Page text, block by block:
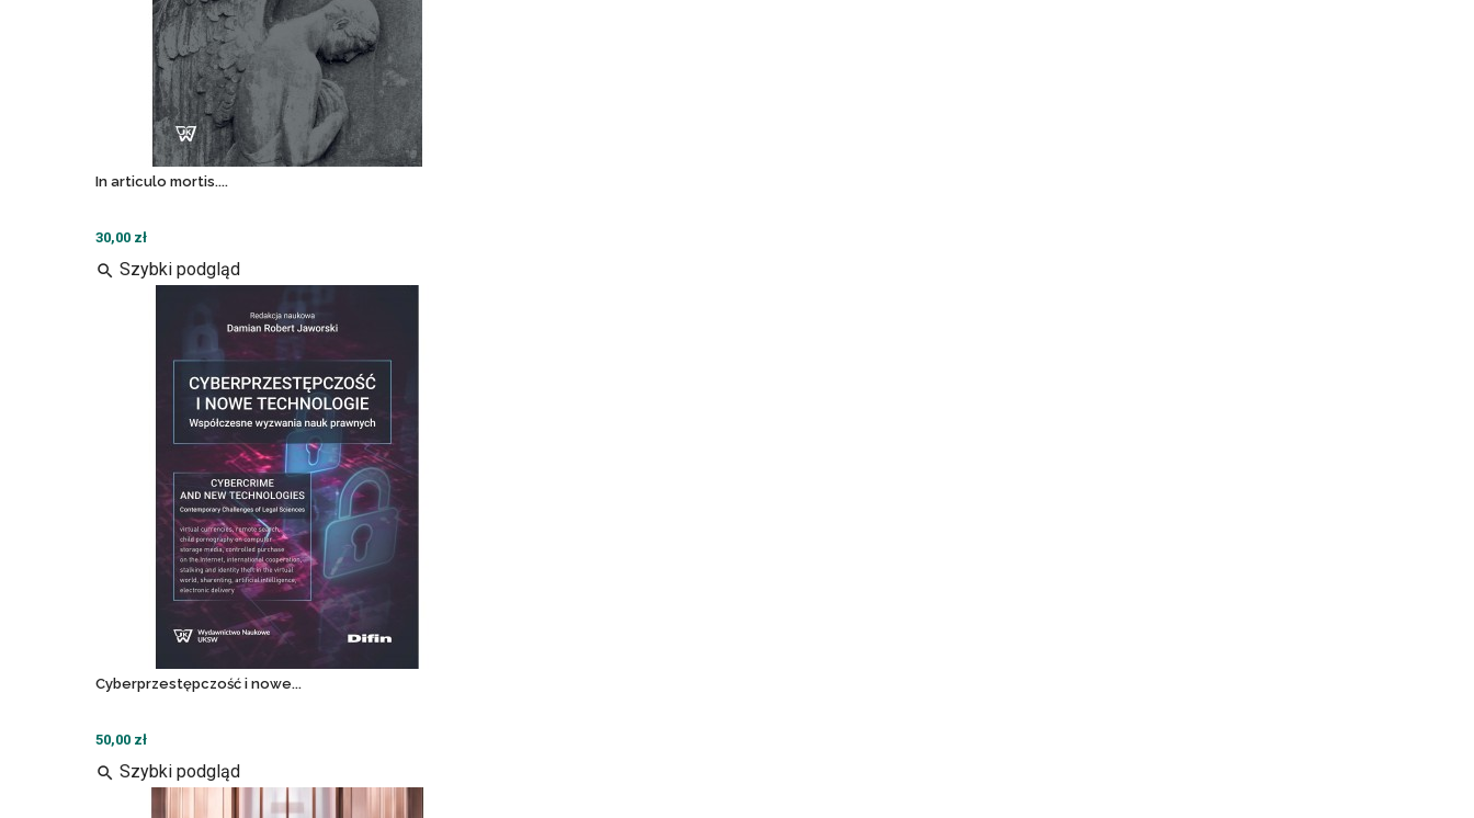
In articulo mortis....
30,00 zł
search Szybki podgląd
Cyberprzestępczość i nowe...
50,00 zł
search Szybki podgląd